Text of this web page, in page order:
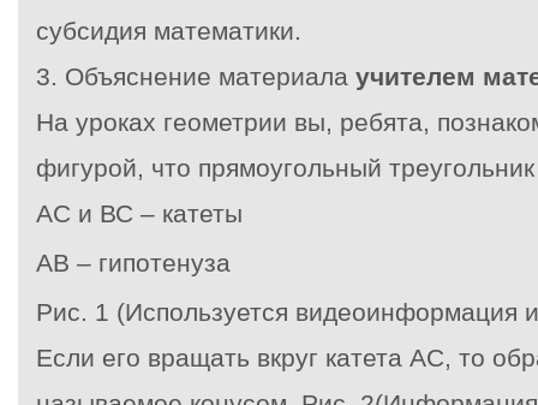
субсидия математики.
3. Объяснение материала учителем
На уроках геометрии вы, ребята,
фигурой, что прямоугольный
АС и ВС – катеты
АВ – гипотенуза
Рис. 1 (Используется видеоинформация
Если его вращать вкруг катета АС, то